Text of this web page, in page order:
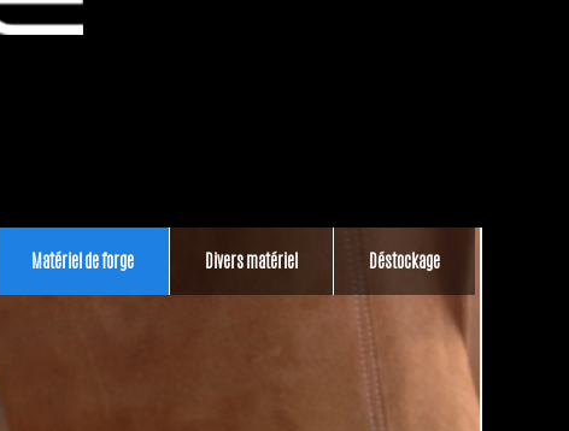
Matériel de forge Divers matériel Déstockage